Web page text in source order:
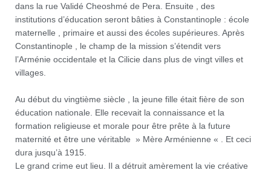
dans la rue Validé Cheoshmé de Pera. Ensuite , des
institutions d’éducation seront bâties à Constantinople : école
maternelle , primaire et aussi des écoles supérieures. Après
Constantinople , le champ de la mission s’étendit vers
l’Arménie occidentale et la Cilicie dans plus de vingt villes et
villages.
Au début du vingtième siècle , la jeune fille était fière de son
éducation nationale. Elle recevait la connaissance et la
formation religieuse et morale pour être prête à la future
maternité et être une véritable » Mère Arménienne « . Et ceci
dura jusqu’à 1915.
Le grand crime eut lieu. Il a détruit amèrement la vie créative